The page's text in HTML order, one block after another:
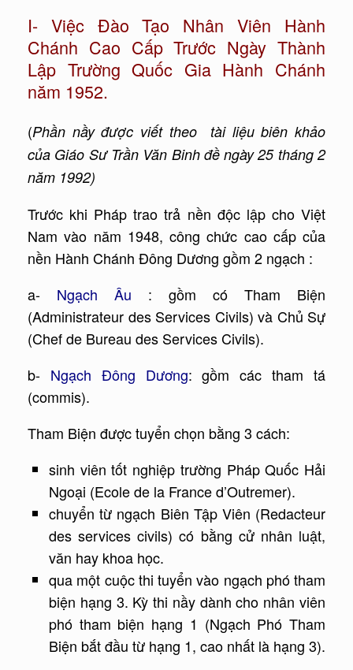
I- Việc Đào Tạo Nhân Viên Hành
Chánh Cao Cấp Trước Ngày Thành
Lập Trường Quốc Gia Hành Chánh
năm 1952.
(Phần nầy được viết theo tài liệu biên khảo
của Giáo Sư Trần Văn Binh đề ngày 25 tháng 2
năm 1992)
Trước khi Pháp trao trả nền độc lập cho Việt
Nam vào năm 1948, công chức cao cấp của
nền Hành Chánh Đông Dương gồm 2 ngạch :
a- Ngạch Âu : gồm có Tham Biện
(Administrateur des Services Civils) và Chủ Sự
(Chef de Bureau des Services Civils).
b- Ngạch Đông Dương: gồm các tham tá
(commis).
Tham Biện được tuyển chọn bằng 3 cách:
sinh viên tốt nghiệp trường Pháp Quốc Hải
Ngoại (Ecole de la France d’Outremer).
chuyển từ ngạch Biên Tập Viên (Redacteur
des services civils) có bằng cử nhân luật,
văn hay khoa học.
qua một cuộc thi tuyển vào ngạch phó tham
biện hạng 3. Kỳ thi nầy dành cho nhân viên
phó tham biện hạng 1 (Ngạch Phó Tham
Biện bắt đầu từ hạng 1, cao nhất là hạng 3).